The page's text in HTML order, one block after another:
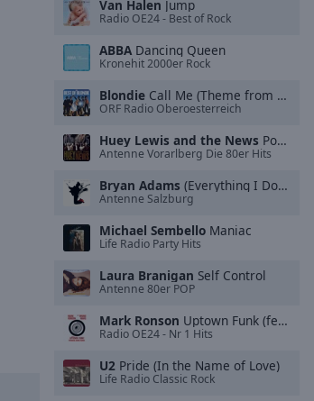
Van Halen Jump
Radio OE24 - Best of Rock
ABBA Dancing Queen
Kronehit 2000er Rock
Blondie Call Me (Theme from "American Gigolo")
ORF Radio Oberoesterreich
Huey Lewis and the News Power of Love
Antenne Vorarlberg Die 80er Hits
Bryan Adams (Everything I Do) I Do It For You
Antenne Salzburg
Michael Sembello Maniac
Life Radio Party Hits
Laura Branigan Self Control
Antenne 80er POP
Mark Ronson Uptown Funk (feat. Bruno M**s)
Radio OE24 - Nr 1 Hits
U2 Pride (In the Name of Love)
Life Radio Classic Rock